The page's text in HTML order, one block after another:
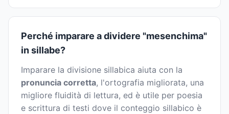
Perché imparare a dividere "mesenchima"
in sillabe?
Imparare la divisione sillabica aiuta con la
pronuncia corretta, l'ortografia migliorata, una
migliore fluidità di lettura, ed è utile per poesia
e scrittura di testi dove il conteggio sillabico è